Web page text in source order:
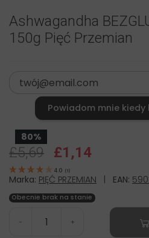
Ashwagandha
150g Pięć Przemian
Powiadom mnie
80%
£5,69 £1,14
4.0 (1)
Marka: PIĘĆ PRZEMIAN | EAN:
Obecnie brak na stanie
- +